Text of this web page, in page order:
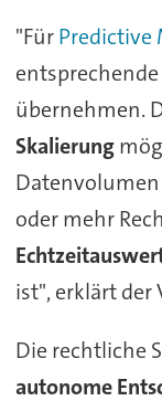
"FürPredictive
übernehmen.
Skalierung
oder mehr
ist", erklärt der
Die rechtliche
autonome